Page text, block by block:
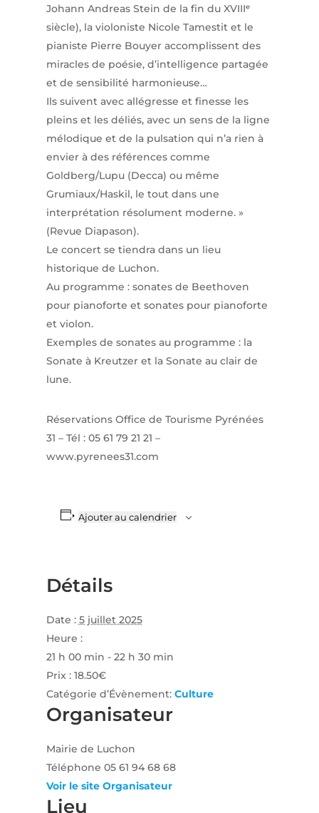
Johann Andreas Stein de la fin du XVIIIᵉ
siècle), la violoniste Nicole Tamestit et le
pianiste Pierre Bouyer accomplissent des
miracles de poésie, d’intelligence partagée
et de sensibilité harmonieuse…
Ils suivent avec allégresse et finesse les
pleins et les déliés, avec un sens de la ligne
mélodique et de la pulsation qui n’a rien à
envier à des références comme
Goldberg/Lupu (Decca) ou même
Grumiaux/Haskil, le tout dans une
interprétation résolument moderne. »
(Revue Diapason).
Le concert se tiendra dans un lieu
historique de Luchon.
Au programme : sonates de Beethoven
pour pianoforte et sonates pour pianoforte
et violon.
Exemples de sonates au programme : la
Sonate à Kreutzer et la Sonate au clair de
lune.
Réservations Office de Tourisme Pyrénées
31 – Tél : 05 61 79 21 21 –
www.pyrenees31.com
Ajouter au calendrier
Détails
Date : 5 juillet 2025
Heure :
21 h 00 min - 22 h 30 min
Prix : 18.50€
Catégorie d’Évènement: Culture
Lieu
Organisateur
Mairie de Luchon
Téléphone 05 61 94 68 68
Voir le site Organisateur